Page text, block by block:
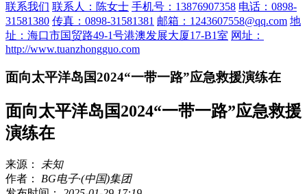
联系我们 联系人：陈女士 手机号：13876907358 电话：0898-
31581380 传真：0898-31581381 邮箱：1243607558@qq.com 地
址：海口市国贸路49-1号港澳发展大厦17-B1室 网址：
http://www.tuanzhongguo.com
面向太平洋岛国2024“一带一路”应急救援演练在
面向太平洋岛国2024“一带一路”应急救援
演练在
来源：
未知
作者： BG电子·(中国)集团